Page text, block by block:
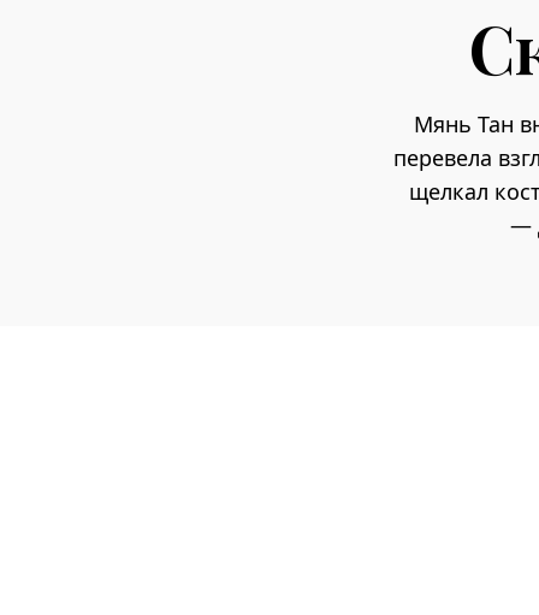
Мянь Тан
перевела
щелкал
—